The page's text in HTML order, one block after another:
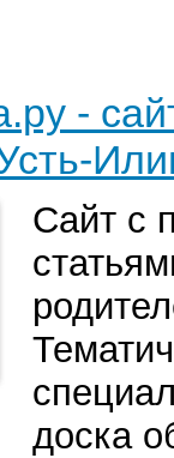
-
Сайт с
доска